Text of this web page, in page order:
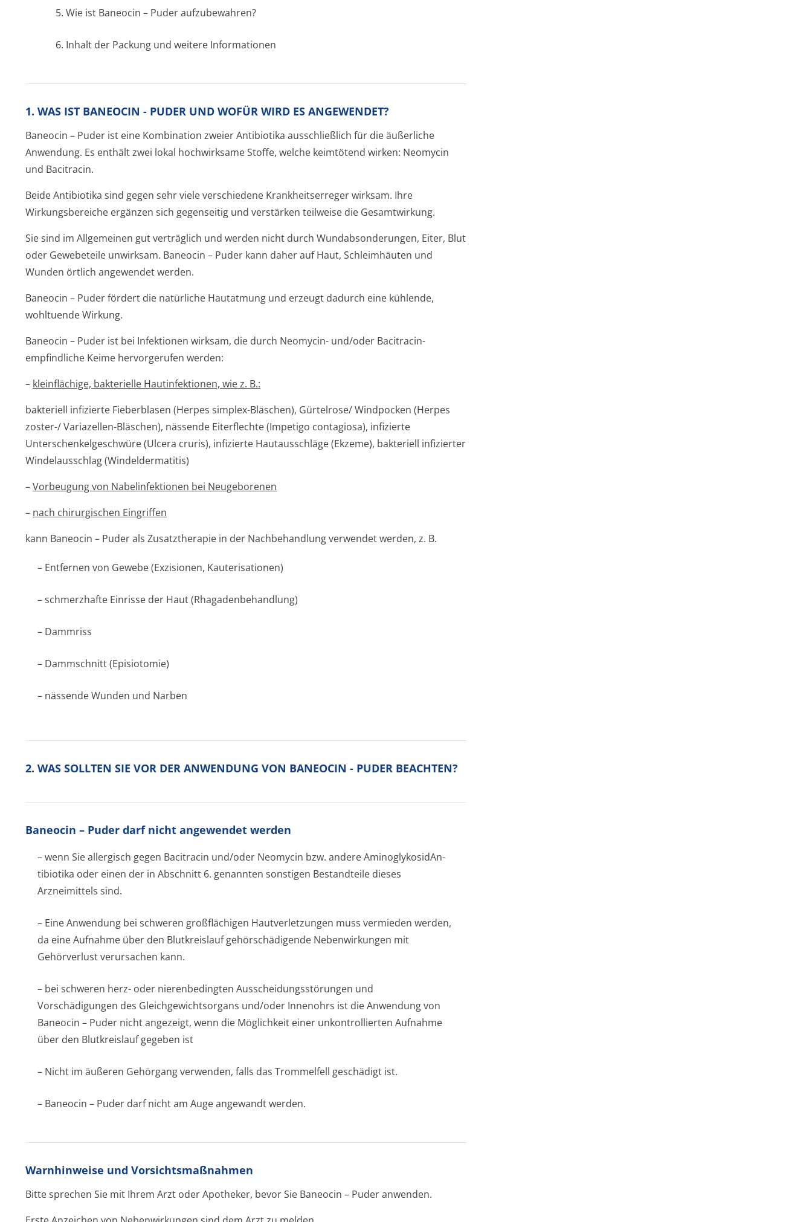
5. Wie ist Baneocin – Puder aufzubewahren?
6. Inhalt der Packung und weitere Informationen
1. WAS IST BANEOCIN - PUDER UND WOFÜR WIRD ES ANGEWENDET?
Baneocin – Puder ist eine Kombination zweier Antibiotika ausschließlich für die äußerliche
Anwendung. Es enthält zwei lokal hochwirksame Stoffe, welche keimtötend wirken: Neomycin
und Bacitracin.
Beide Antibiotika sind gegen sehr viele verschiedene Krankheitserreger wirksam. Ihre
Wirkungsbereiche ergänzen sich gegenseitig und verstärken teilweise die Gesamtwirkung.
Sie sind im Allgemeinen gut verträglich und werden nicht durch Wundabsonderungen, Eiter, Blut
oder Gewebeteile unwirksam. Baneocin – Puder kann daher auf Haut, Schleimhäuten und
Wunden örtlich angewendet werden.
Baneocin – Puder fördert die natürliche Hautatmung und erzeugt dadurch eine kühlende,
wohltuende Wirkung.
Baneocin – Puder ist bei Infektionen wirksam, die durch Neomycin- und/oder Bacitracin-
empfindliche Keime hervorgerufen werden:
– kleinflächige, bakterielle Hautinfektionen, wie z. B.:
bakteriell infizierte Fieberblasen (Herpes simplex-Bläschen), Gürtelrose/ Windpocken (Herpes
zoster-/ Variazellen-Bläschen), nässende Eiterflechte (Impetigo contagiosa), infizierte
Unterschenkel­geschwüre (Ulcera cruris), infizierte Hautausschläge (Ekzeme), bakteriell infizierter
Windelausschlag (Windeldermatitis)
–Vorbeugung von Nabelinfektionen bei Neugeborenen
– nach chirurgischen Eingriffen
kann Baneocin – Puder als Zusatztherapie in der Nachbehandlung verwendet werden, z. B.
– Entfernen von Gewebe (Exzisionen, Kauterisationen)
– schmerzhafte Einrisse der Haut (Rhagadenbehan­dlung)
– Dammriss
– Dammschnitt (Episiotomie)
– nässende Wunden und Narben
2. WAS SOLLTEN SIE VOR DER ANWENDUNG VON BANEOCIN - PUDER BEACHTEN?
Baneocin – Puder darf nicht angewendet werden
– wenn Sie allergisch gegen Bacitracin und/oder Neomycin bzw. andere AminoglykosidAn­
tibiotika oder einen der in Abschnitt 6. genannten sonstigen Bestandteile dieses
Arzneimittels sind.
– Eine Anwendung bei schweren großflächigen Hautverletzungen muss vermieden werden,
da eine Aufnahme über den Blutkreislauf gehörschädigende Nebenwirkungen mit
Gehörverlust verursachen kann.
– bei schweren herz- oder nierenbedingten Ausscheidungsstörun­gen und
Vorschädigungen des Gleichgewichtsor­gans und/oder Innenohrs ist die Anwendung von
Baneocin – Puder nicht angezeigt, wenn die Möglichkeit einer unkontrollierten Aufnahme
über den Blutkreislauf gegeben ist
– Nicht im äußeren Gehörgang verwenden, falls das Trommelfell geschädigt ist.
– Baneocin – Puder darf nicht am Auge angewandt werden.
Warnhinweise und Vorsichtsmaßnahmen
Bitte sprechen Sie mit Ihrem Arzt oder Apotheker, bevor Sie Baneocin – Puder anwenden.